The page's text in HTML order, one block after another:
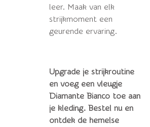
leer. Maak van elk
strijkmoment een
geurende ervaring.
Upgrade je strijkroutine
en voeg een vleugje
Diamante Bianco toe aan
je kleding. Bestel nu en
ontdek de hemelse